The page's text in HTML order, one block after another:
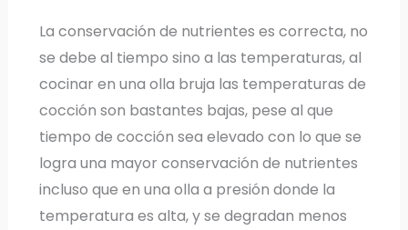
La conservación de nutrientes es correcta, no
se debe al tiempo sino a las temperaturas, al
cocinar en una olla bruja las temperaturas de
cocción son bastantes bajas, pese al que
tiempo de cocción sea elevado con lo que se
logra una mayor conservación de nutrientes
incluso que en una olla a presión donde la
temperatura es alta, y se degradan menos